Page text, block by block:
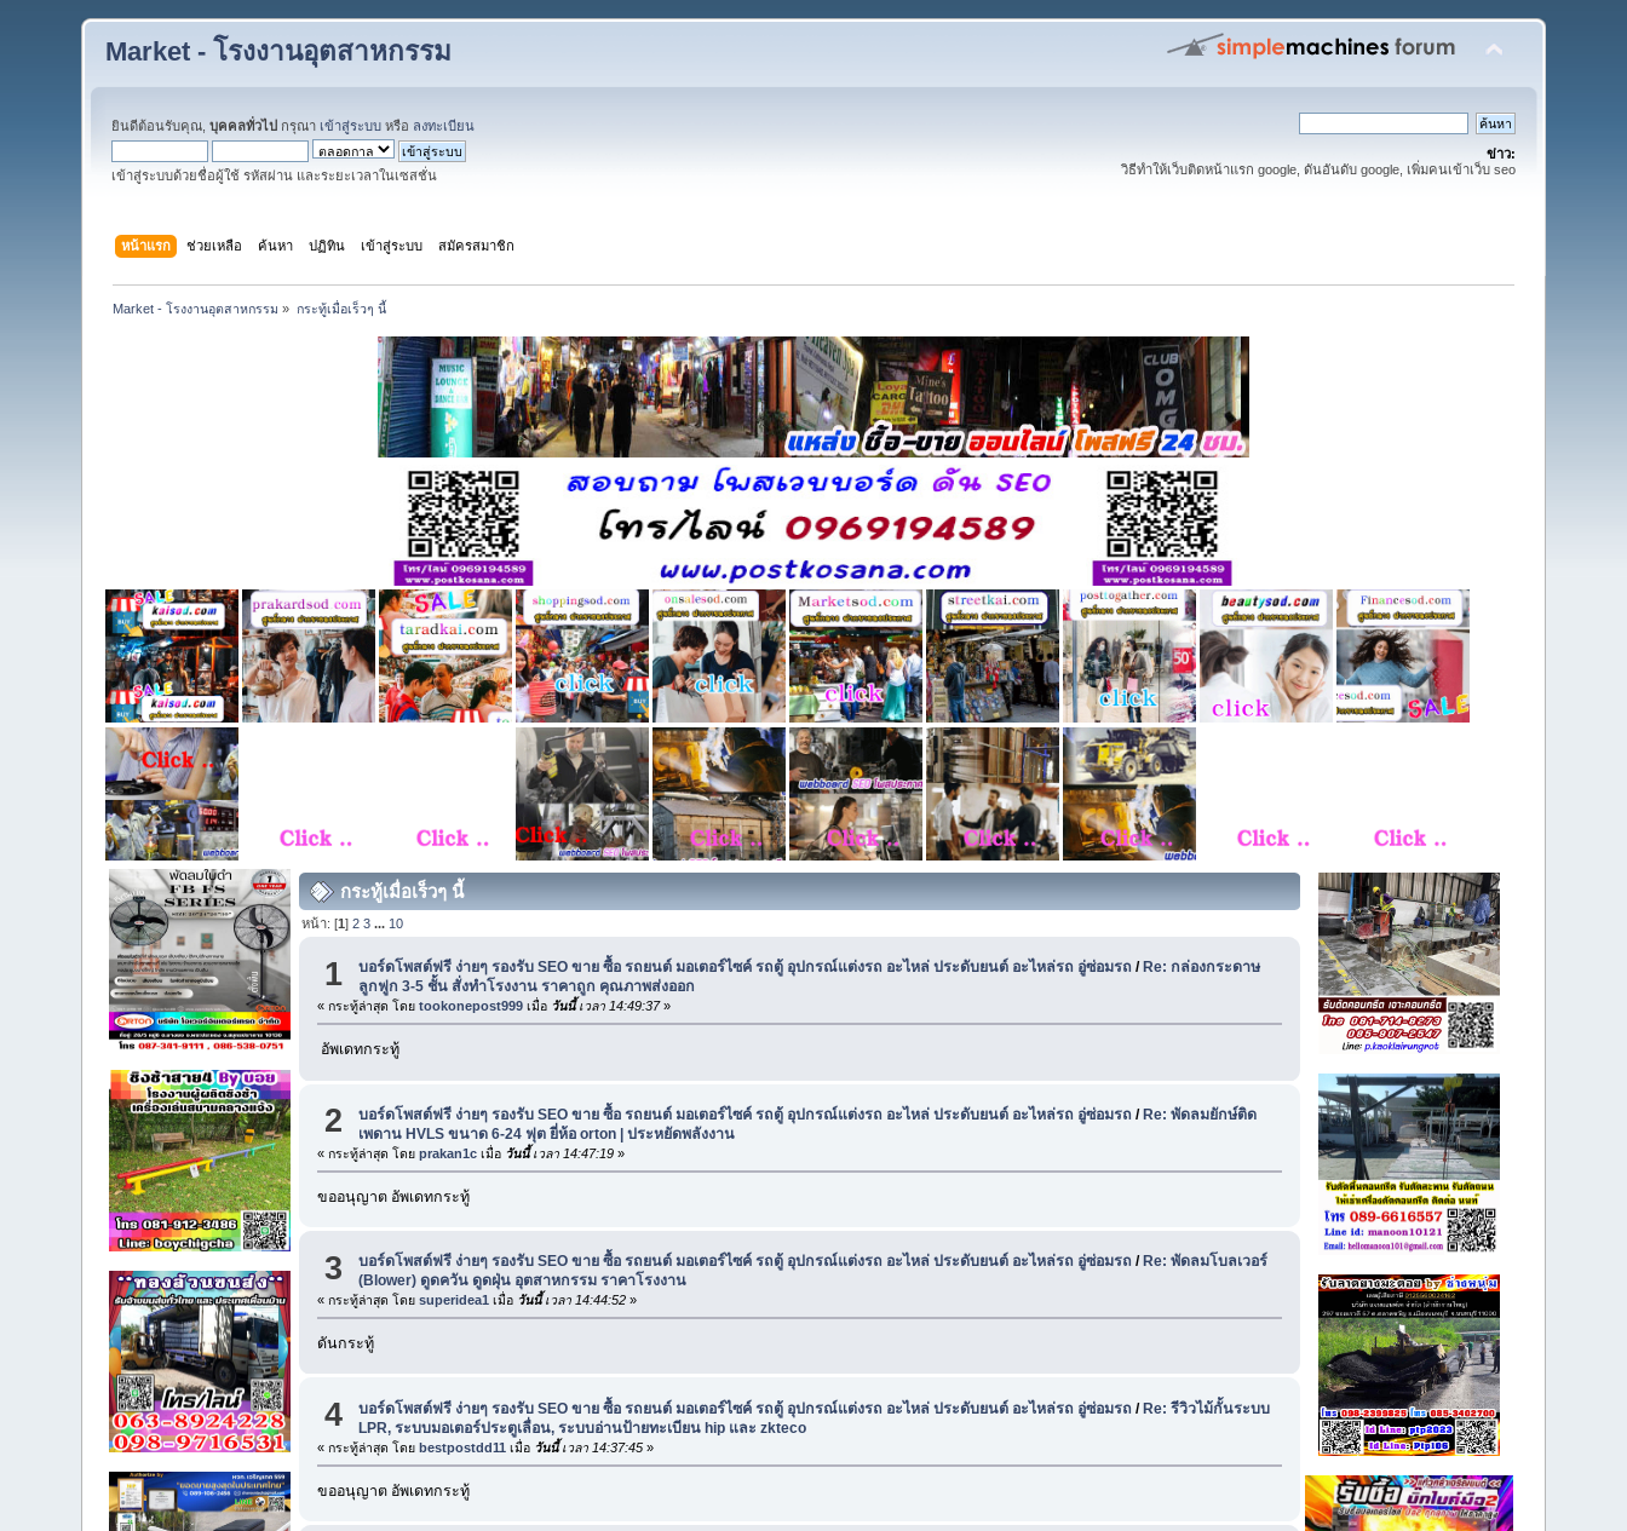
Market - โรงงานอุตสาหกรรม
ยินดีต้อนรับคุณ,บุคคลทั่วไป กรุณา เข้าสู่ระบบ หรือ ลงทะเบียน
เข้าสู่ระบบด้วยชื่อผู้ใช้ รหัสผ่าน และระยะเวลาในเซสชั่น
ข่าว:
วิธีทำให้เว็บติดหน้าแรก google, ดันอันดับ google, เพิ่มคนเข้าเว็บ seo
หน้าแรก ช่วยเหลือ ค้นหา ปฏิทิน เข้าสู่ระบบ สมัครสมาชิก
Market - โรงงานอุตสาหกรรม » กระทู้เมื่อเร็วๆ นี้
กระทู้เมื่อเร็วๆ นี้
หน้า: [1]2 3 ... 10
1 บอร์ดโพสต์ฟรี ง่ายๆ รองรับ SEO ขาย ซื้อ รถยนต์ มอเตอร์ไซค์ รถตู้ อุปกรณ์แต่งรถ อะไหล่ ประดับยนต์ อะไหล่รถ อู่ซ่อมรถ / Re: กล่องกระดาษ
ลูกฟูก 3-5 ชั้น สั่งทำโรงงาน ราคาถูก คุณภาพส่งออก
« กระทู้ล่าสุด โดยtookonepost999 เมื่อ วันนี้เวลา 14:49:37»
อัพเดทกระทู้
2 บอร์ดโพสต์ฟรี ง่ายๆ รองรับ SEO ขาย ซื้อ รถยนต์ มอเตอร์ไซค์ รถตู้ อุปกรณ์แต่งรถ อะไหล่ ประดับยนต์ อะไหล่รถ อู่ซ่อมรถ /Re: พัดลมยักษ์ติด
เพดาน HVLS ขนาด 6-24 ฟุต ยี่ห้อ orton | ประหยัดพลังงาน
« กระทู้ล่าสุด โดยprakan1c เมื่อ วันนี้เวลา 14:47:19 »
ขออนุญาต อัพเดทกระทู้
3 บอร์ดโพสต์ฟรี ง่ายๆ รองรับ SEO ขาย ซื้อ รถยนต์ มอเตอร์ไซค์ รถตู้ อุปกรณ์แต่งรถ อะไหล่ ประดับยนต์ อะไหล่รถ อู่ซ่อมรถ / Re: พัดลมโบลเวอร์
(Blower) ดูดควัน ดูดฝุ่น อุตสาหกรรม ราคาโรงงาน
« กระทู้ล่าสุด โดยsuperidea1 เมื่อ วันนี้เวลา 14:44:52 »
ดันกระทู้
4 บอร์ดโพสต์ฟรี ง่ายๆ รองรับ SEO ขาย ซื้อ รถยนต์ มอเตอร์ไซค์ รถตู้ อุปกรณ์แต่งรถ อะไหล่ ประดับยนต์ อะไหล่รถ อู่ซ่อมรถ /Re: รีวิวไม้กั้นระบบ
LPR, ระบบมอเตอร์ประตูเลื่อน, ระบบอ่านป้ายทะเบียน hip และ zkteco
« กระทู้ล่าสุด โดยbestpostdd11 เมื่อ วันนี้เวลา 14:37:45 »
ขออนุญาต อัพเดทกระทู้